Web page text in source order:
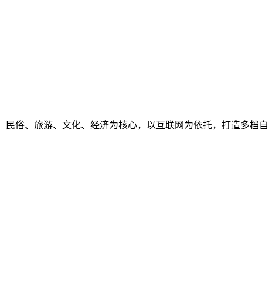
俗、旅游、文化、经济为核心，以互联网为依托，打造多档自